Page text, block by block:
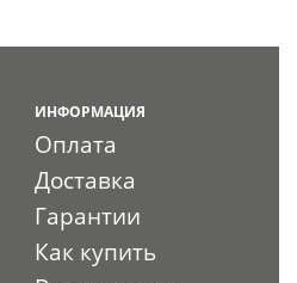
ИНФОРМАЦИЯ
Оплата
Доставка
Гарантии
Как купить